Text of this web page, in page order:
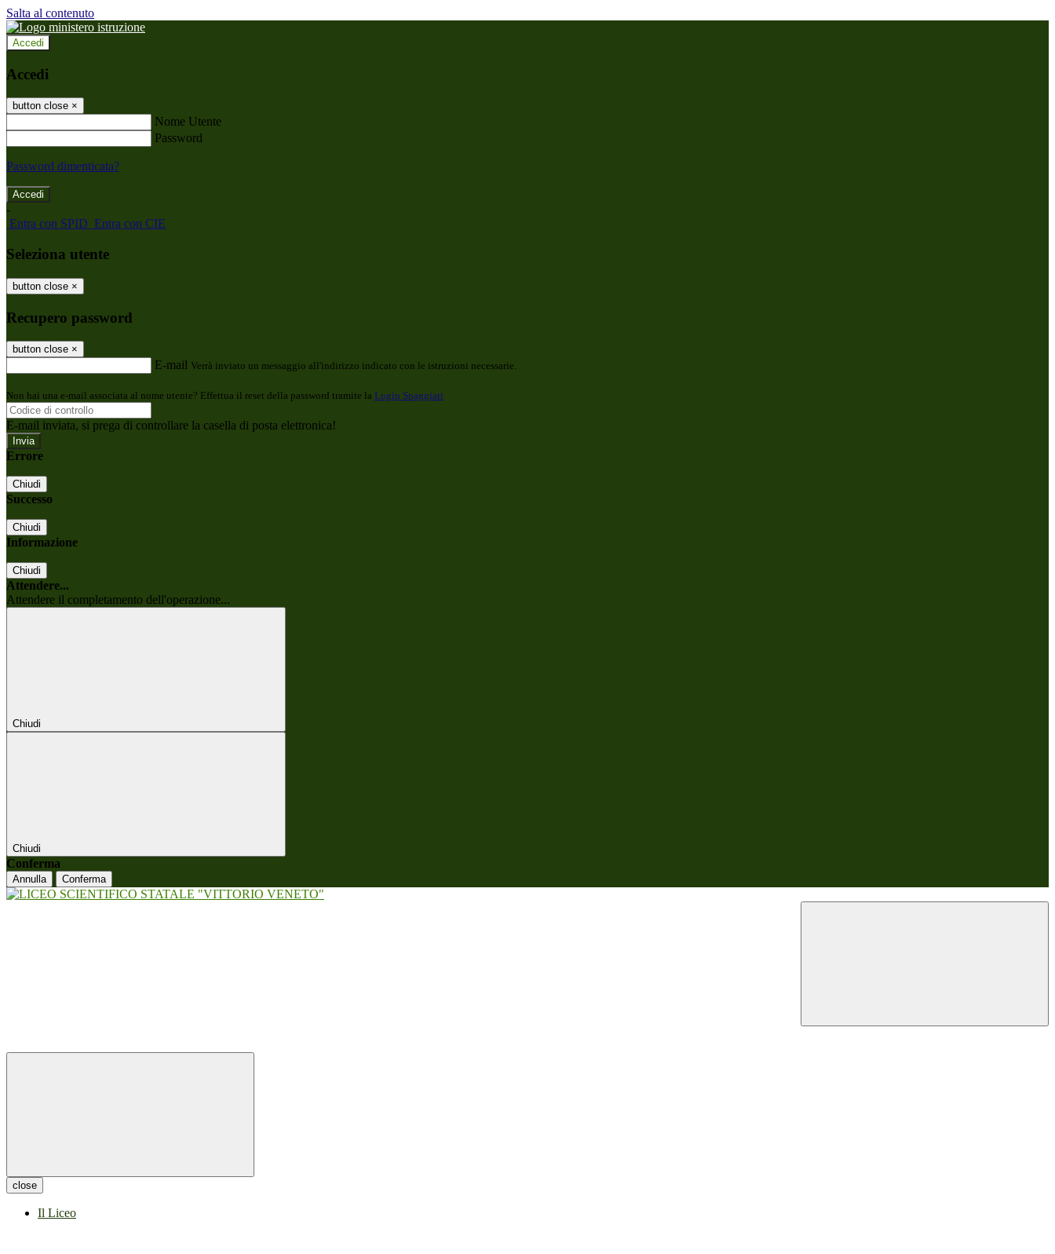
Salta al contenuto
Accedi
Accedi
button close ×
Nome Utente
Password
Password dimenticata?
-
Entra con SPID Entra con CIE
Seleziona utente
button close ×
Recupero password
button close ×
E-mail Verrà inviato un messaggio all'indirizzo indicato con le istruzioni necessarie.
Non hai una e-mail associata al nome utente? Effettua il reset della password tramite la Login Spaggiari
E-mail inviata, si prega di controllare la casella di posta elettronica!
Errore
Chiudi
Successo
Chiudi
Informazione
Chiudi
Attendere...
Attendere il completamento dell'operazione...
Chiudi
Chiudi
Conferma
Annulla Conferma
close
Il Liceo